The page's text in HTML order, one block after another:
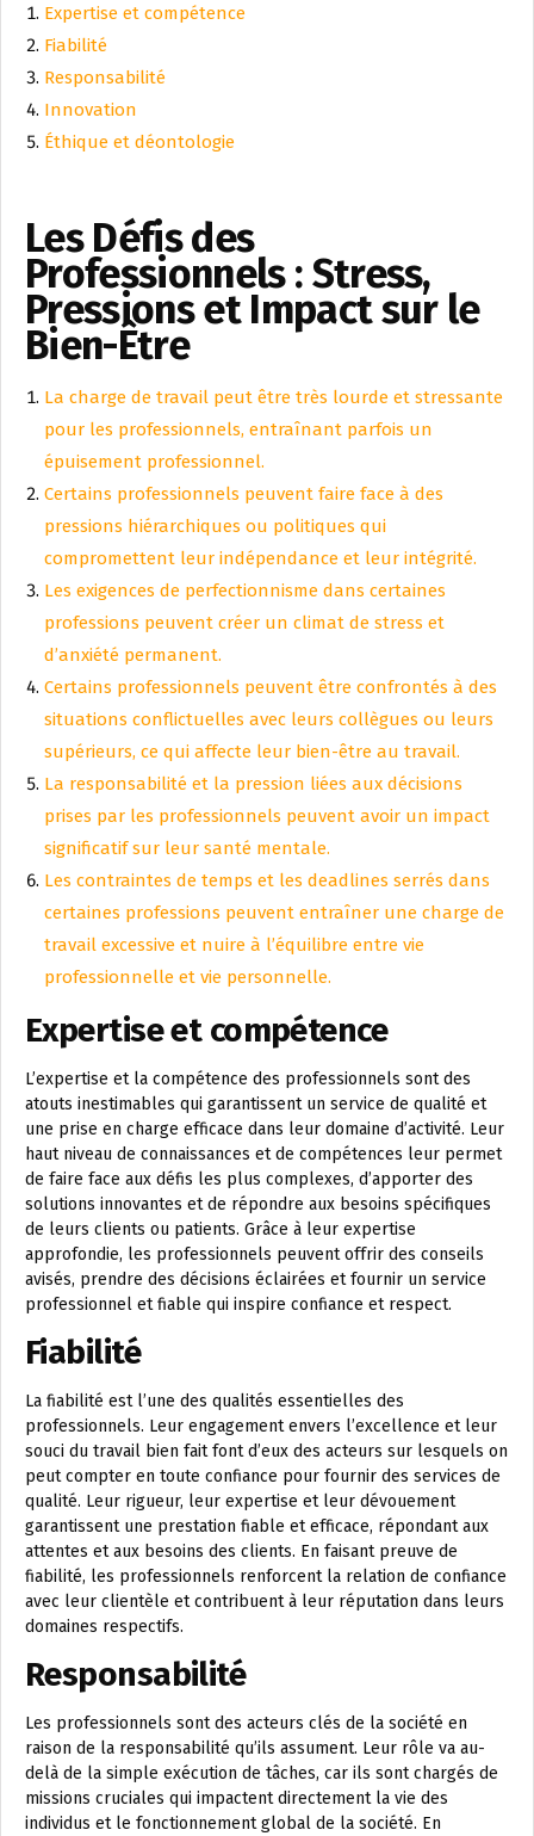
Expertise et compétence
Fiabilité
Responsabilité
Innovation
Éthique et déontologie
Les Défis des
Professionnels : Stress,
Pressions et Impact sur le
Bien-Être
La charge de travail peut être très lourde et stressante
pour les professionnels, entraînant parfois un
épuisement professionnel.
Certains professionnels peuvent faire face à des
pressions hiérarchiques ou politiques qui
compromettent leur indépendance et leur intégrité.
Les exigences de perfectionnisme dans certaines
professions peuvent créer un climat de stress et
d’anxiété permanent.
Certains professionnels peuvent être confrontés à des
situations conflictuelles avec leurs collègues ou leurs
supérieurs, ce qui affecte leur bien-être au travail.
La responsabilité et la pression liées aux décisions
prises par les professionnels peuvent avoir un impact
significatif sur leur santé mentale.
Les contraintes de temps et les deadlines serrés dans
certaines professions peuvent entraîner une charge de
travail excessive et nuire à l’équilibre entre vie
professionnelle et vie personnelle.
Expertise et compétence
L’expertise et la compétence des professionnels sont des
atouts inestimables qui garantissent un service de qualité et
une prise en charge efficace dans leur domaine d’activité. Leur
haut niveau de connaissances et de compétences leur permet
de faire face aux défis les plus complexes, d’apporter des
solutions innovantes et de répondre aux besoins spécifiques
de leurs clients ou patients. Grâce à leur expertise
approfondie, les professionnels peuvent offrir des conseils
avisés, prendre des décisions éclairées et fournir un service
professionnel et fiable qui inspire confiance et respect.
Fiabilité
La fiabilité est l’une des qualités essentielles des
professionnels. Leur engagement envers l’excellence et leur
souci du travail bien fait font d’eux des acteurs sur lesquels on
peut compter en toute confiance pour fournir des services de
qualité. Leur rigueur, leur expertise et leur dévouement
garantissent une prestation fiable et efficace, répondant aux
attentes et aux besoins des clients. En faisant preuve de
fiabilité, les professionnels renforcent la relation de confiance
avec leur clientèle et contribuent à leur réputation dans leurs
domaines respectifs.
Responsabilité
Les professionnels sont des acteurs clés de la société en
raison de la responsabilité qu’ils assument. Leur rôle va au-
delà de la simple exécution de tâches, car ils sont chargés de
missions cruciales qui impactent directement la vie des
individus et le fonctionnement global de la société. En